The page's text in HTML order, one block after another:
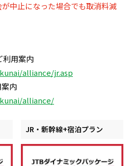
中止になった場合でも取消料減
利用案内
alliance/jr.asp
案内
alliance/
JR・新幹線+宿泊プラン